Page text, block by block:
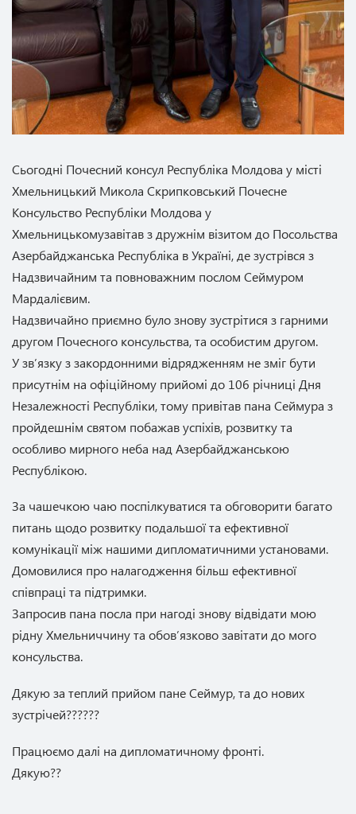
Сьогодні Почесний консул Республіка Молдова у місті
Хмельницький Микола Скрипковський Почесне
Консульство Республіки Молдова у
Хмельницькомузавітав з дружнім візитом до Посольства
Азербайджанська Республіка в Україні, де зустрівся з
Надзвичайним та повноважним послом Сеймуром
Мардалієвим.
Надзвичайно приємно було знову зустрітися з гарними
другом Почесного консульства, та особистим другом.
У звʼязку з закордонними відрядженням не зміг бути
присутнім на офіційному прийомі до 106 річниці Дня
Незалежності Республіки, тому привітав пана Сеймура з
пройдешнім святом побажав успіхів, розвитку та
особливо мирного неба над Азербайджанською
Республікою.
За чашечкою чаю поспілкуватися та обговорити багато
питань щодо розвитку подальшої та ефективної
комунікації між нашими дипломатичними установами.
Домовилися про налагодження більш ефективної
співпраці та підтримки.
Запросив пана посла при нагоді знову відвідати мою
рідну Хмельниччину та обовʼязково завітати до мого
консульства.
Дякую за теплий прийом пане Сеймур, та до нових
зустрічей??????
Працюємо далі на дипломатичному фронті.
Дякую??